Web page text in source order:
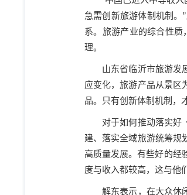
急需创新旅游体制机制。 ”
系。旅游产业的综合性
理。
山东省临沂市旅游发
应变化，旅游产品从景区
品。只有创新体制机制，
对于如何推动落实好
建、落实全域旅游统筹规
高质量发展。有些好的经
度与收入都较高，这与他
解东表示，在大众休